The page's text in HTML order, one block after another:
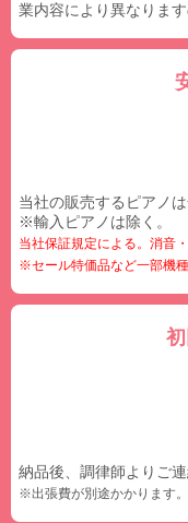
業内容により異なりま
当社の販売するピアノ
※輸入ピアノは除く。
当社保証規定による。消音
※セール特価品など一部機
納品後、調律師よりご連
※出張費が別途かかります。